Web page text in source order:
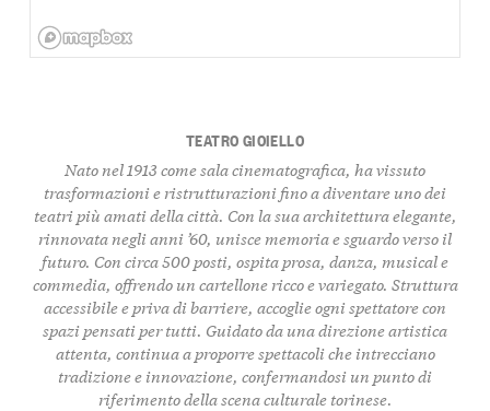
TEATRO GIOIELLO
Nato nel 1913 come sala cinematografica, ha vissuto
trasformazioni e ristrutturazioni fino a diventare uno dei
teatri più amati della città. Con la sua architettura elegante,
rinnovata negli anni ’60, unisce memoria e sguardo verso il
futuro. Con circa 500 posti, ospitaprosa, danza, musicale
commedia, offrendo un cartellone ricco e variegato. Struttura
accessibilee priva di barriere, accoglie ogni spettatore con
spazi pensati per tutti. Guidato da una direzione artistica
attenta, continua a proporre spettacoli che intrecciano
tradizioneeinnovazione, confermandosi un punto di
riferimento della scena culturale torinese.